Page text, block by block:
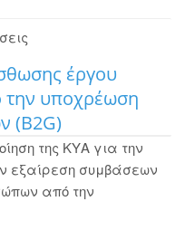
έργου
υποχρέωση
(B2G)
της ΚΥΑ για την
εξαίρεση συμβάσεων
από την